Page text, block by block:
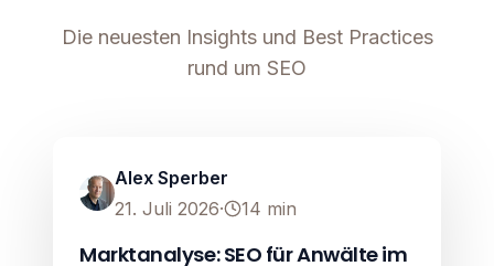
Die neuesten Insights und Best Practices
rund um SEO
Alex Sperber
21. Juli 2026· 14 min
Marktanalyse: SEO für Anwälte im